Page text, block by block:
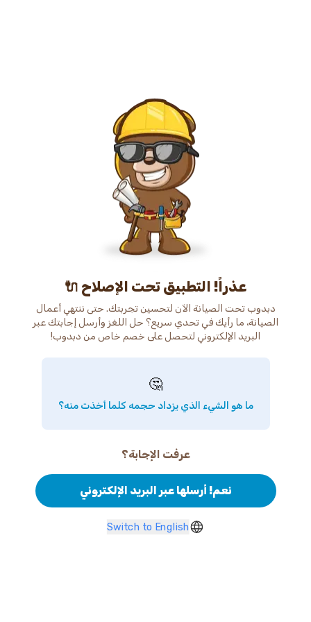
عذراً! التطبيق تحت الإصلاح 🔌
دبدوب تحت الصيانة الآن لتحسين تجربتك. حتى ننتهي أعمال
الصيانة، ما رأيك في تحدي سريع؟ حل اللغز وأرسل إجابتك عبر
البريد الإلكتروني لتحصل على خصم خاص من دبدوب!
🤔
ما هو الشيء الذي يزداد حجمه كلما أخذت منه؟
عرفت الإجابة؟
نعم! أرسلها عبر البريد الإلكتروني
Switch to English